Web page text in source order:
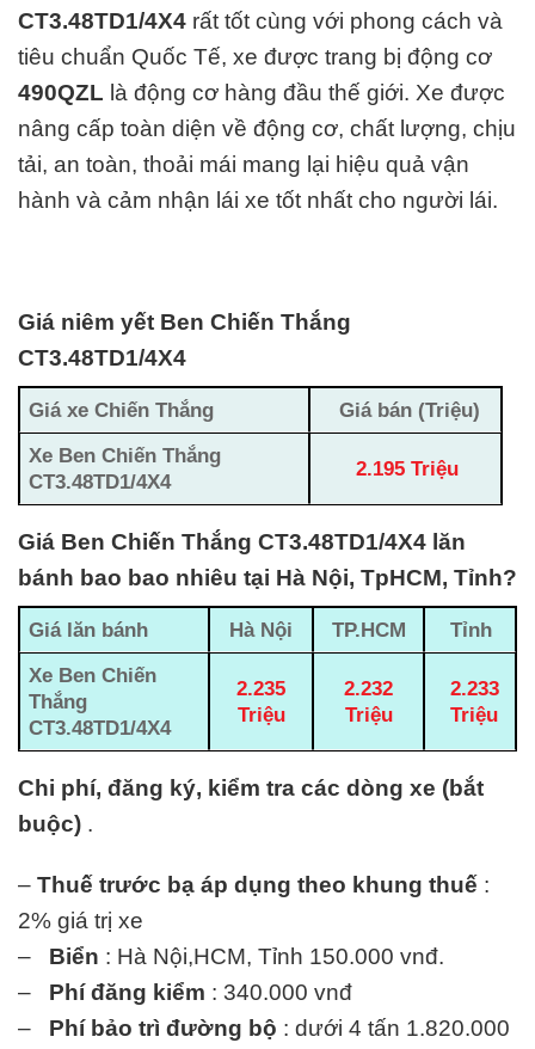
CT3.48TD1/4X4 rất tốt cùng với phong cách và
tiêu chuẩn Quốc Tế, xe được trang bị động cơ
490QZL là động cơ hàng đầu thế giới. Xe được
nâng cấp toàn diện về động cơ, chất lượng, chịu
tải, an toàn, thoải mái mang lại hiệu quả vận
hành và cảm nhận lái xe tốt nhất cho người lái.
Giá niêm yết Ben Chiến Thắng
CT3.48TD1/4X4
Giá xe Chiến Thắng
Giá bán (Triệu)
Xe Ben Chiến Thắng
CT3.48TD1/4X4
2.195 Triệu
Giá Ben Chiến Thắng CT3.48TD1/4X4 lăn
bánh bao bao nhiêu tại Hà Nội, TpHCM, Tỉnh?
Giá lăn bánh Hà Nội TP.HCM
Tỉnh
Xe Ben Chiến
Thắng
CT3.48TD1/4X4
2.235
Triệu
2.232
Triệu
2.233
Triệu
Chi phí, đăng ký, kiểm tra các dòng xe (bắt
buộc) .
– Thuế trước bạ áp dụng theo khung thuế :
2% giá trị xe
– Biển : Hà Nội,HCM, Tỉnh 150.000 vnđ.
– Phí đăng kiểm : 340.000 vnđ
– Phí bảo trì đường bộ : dưới 4 tấn 1.820.000